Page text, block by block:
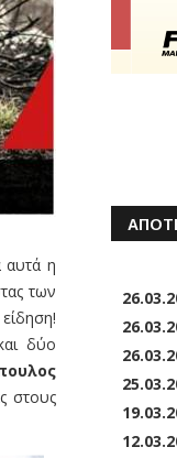
αυτά η
των
δύο
στους